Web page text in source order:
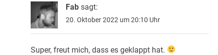
Fab sagt:
20. Oktober 2022 um 20:10 Uhr
Super, freut mich, dass es geklappt hat.